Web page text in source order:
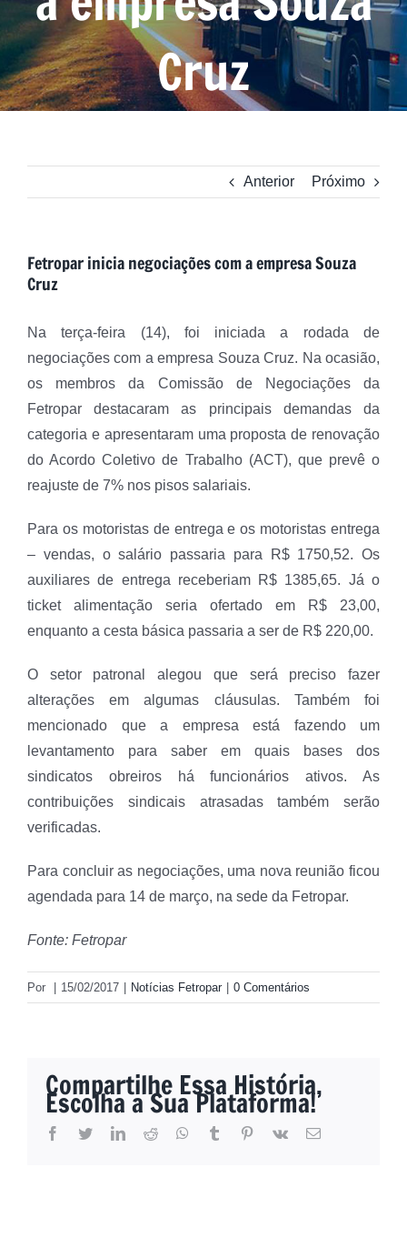
Cruz
Anterior Próximo
Fetropar inicia negociações com a empresa Souza
Cruz
Na terça-feira (14), foi iniciada a rodada de
negociações com a empresa Souza Cruz. Na ocasião,
os membros da Comissão de Negociações da
Fetropar destacaram as principais demandas da
categoria e apresentaram uma proposta de renovação
do Acordo Coletivo de Trabalho (ACT), que prevê o
reajuste de 7% nos pisos salariais.
Para os motoristas de entrega e os motoristas entrega
– vendas, o salário passaria para R$ 1750,52. Os
auxiliares de entrega receberiam R$ 1385,65. Já o
ticket alimentação seria ofertado em R$ 23,00,
enquanto a cesta básica passaria a ser de R$ 220,00.
O setor patronal alegou que será preciso fazer
alterações em algumas cláusulas. Também foi
mencionado que a empresa está fazendo um
levantamento para saber em quais bases dos
sindicatos obreiros há funcionários ativos. As
contribuições sindicais atrasadas também serão
verificadas.
Para concluir as negociações, uma nova reunião ficou
agendada para 14 de março, na sede da Fetropar.
Fonte: Fetropar
Por 15/02/2017 Notícias Fetropar 0 Comentários
Compartilhe Essa História,
Escolha a Sua Plataforma!
facebook
twitterlinkedinreddit whatsapptumblr pinterest
vk
E-